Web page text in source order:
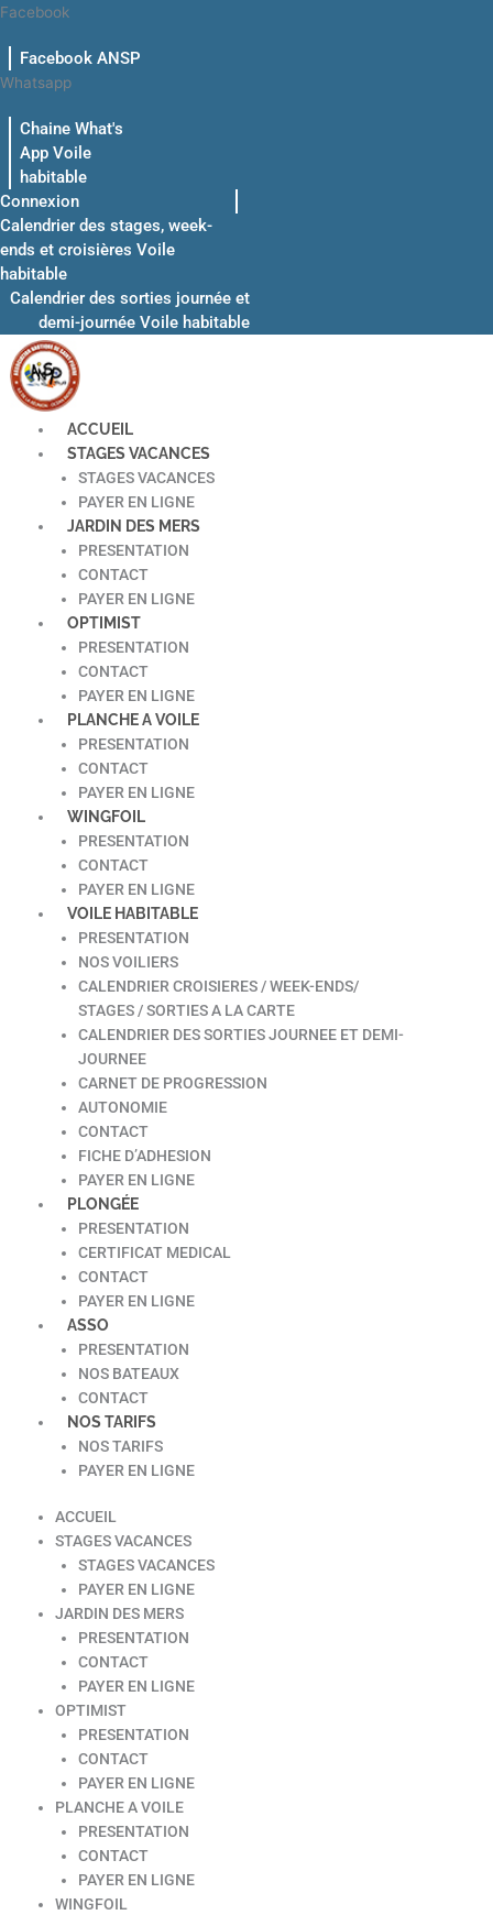
Aller
contenu
Facebook
Facebook ANSP
Whatsapp
Chaine What's
App Voile
habitable
Connexion
Calendrier des stages, week-
ends et croisières Voile
habitable
Calendrier des sorties journée et
demi-journée Voile habitable
ACCUEIL
STAGES VACANCES
STAGES VACANCES
PAYER EN LIGNE
JARDIN DES MERS
PRESENTATION
CONTACT
PAYER EN LIGNE
OPTIMIST
PRESENTATION
CONTACT
PAYER EN LIGNE
PLANCHE A VOILE
PRESENTATION
CONTACT
PAYER EN LIGNE
WINGFOIL
PRESENTATION
CONTACT
PAYER EN LIGNE
VOILE HABITABLE
PRESENTATION
NOS VOILIERS
CALENDRIER CROISIERES / WEEK-ENDS/
STAGES / SORTIES A LA CARTE
CALENDRIER DES SORTIES JOURNEE ET DEMI-
JOURNEE
CARNET DE PROGRESSION
AUTONOMIE
CONTACT
FICHE D’ADHESION
PAYER EN LIGNE
PLONGÉE
PRESENTATION
CERTIFICAT MEDICAL
CONTACT
PAYER EN LIGNE
ASSO
PRESENTATION
NOS BATEAUX
CONTACT
NOS TARIFS
NOS TARIFS
PAYER EN LIGNE
ACCUEIL
STAGES VACANCES
STAGES VACANCES
PAYER EN LIGNE
JARDIN DES MERS
PRESENTATION
CONTACT
PAYER EN LIGNE
OPTIMIST
PRESENTATION
CONTACT
PAYER EN LIGNE
PLANCHE A VOILE
PRESENTATION
CONTACT
PAYER EN LIGNE
WINGFOIL